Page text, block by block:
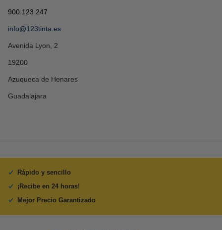
900 123 247
info@123tinta.es
Avenida Lyon, 2
19200
Azuqueca de Henares
Guadalajara
Rápido y sencillo
¡Recibe en 24 horas!
Mejor Precio Garantizado